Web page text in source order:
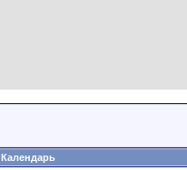
Календарь